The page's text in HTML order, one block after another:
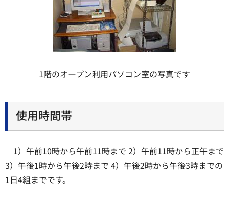
1階のオープン利用パソコン室の写真です
使用時間帯
1）午前10時から午前11時まで 2）午前11時から正午まで
3）午後1時から午後2時まで 4）午後2時から午後3時までの
1日4組までです。